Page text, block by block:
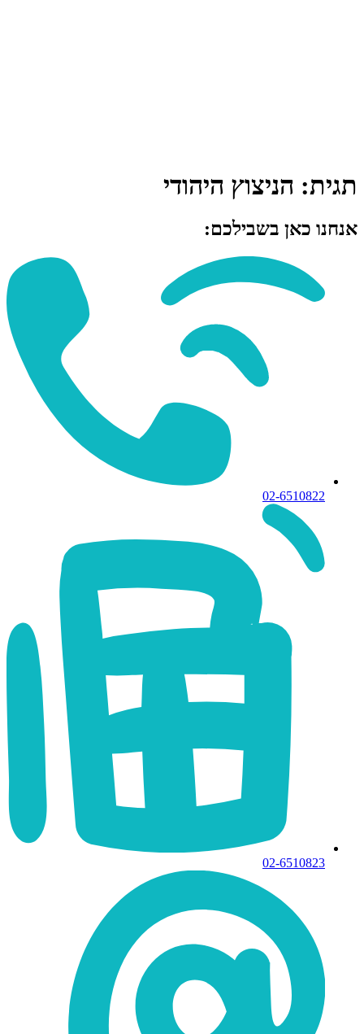
תגית: הניצוץ היהודי
אנחנו כאן בשבילכם:
02-6510822
02-6510823